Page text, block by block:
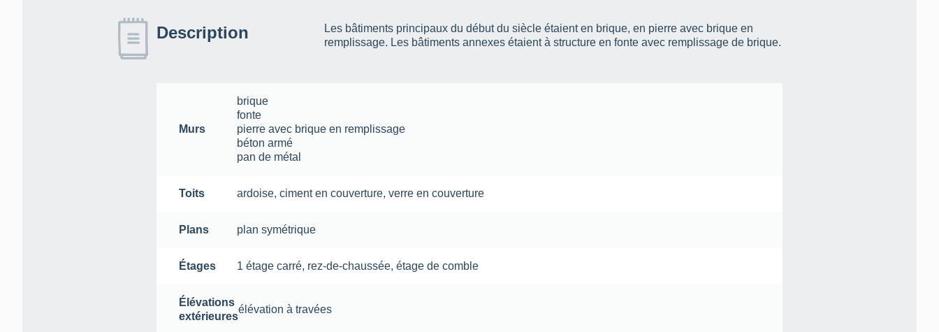
Description
Les bâtiments principaux du début du siècle étaient en brique, en pierre avec brique en
remplissage. Les bâtiments annexes étaient à structure en fonte avec remplissage de brique.
Murs
brique
fonte
pierre avec brique en remplissage
béton armé
pan de métal
Toits ardoise,ciment en couverture,verre en couverture
Plans plan symétrique
Étages 1 étage carré, rez-de-chaussée,étage de comble
Élévations
extérieures
élévation à travées